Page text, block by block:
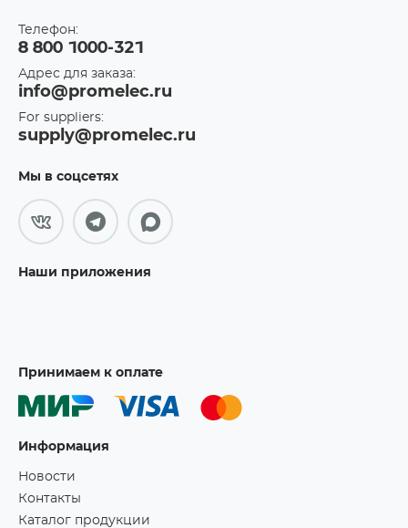
Телефон:
8 800 1000-321
Адрес для заказа:
info@promelec.ru
For suppliers:
supply@promelec.ru
Мы в соцсетях
Наши приложения
Принимаем к оплате
Информация
Новости
Контакты
Каталог продукции